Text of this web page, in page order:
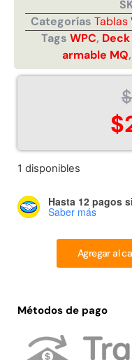
Categorías Tablas
Tags WPC, Deck
armable MQ,
$
$
1 disponibles
Hasta 12 pagos
Saber más
Agregar al
Métodos de pago
Juego Modular 02
QplayGround
$4.507.990
QplayGround
$5.987.128
$3.790.990